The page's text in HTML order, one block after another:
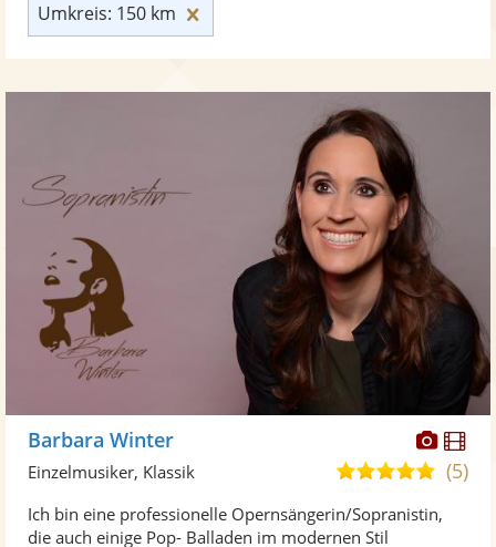
Umkreis: 150 km
Fotos
Barbara Winter
5,0
5
(5)
Einzelmusiker, Klassik
Ich bin eine professionelle Opernsängerin/Sopranistin,
die auch einige Pop- Balladen im modernen Stil